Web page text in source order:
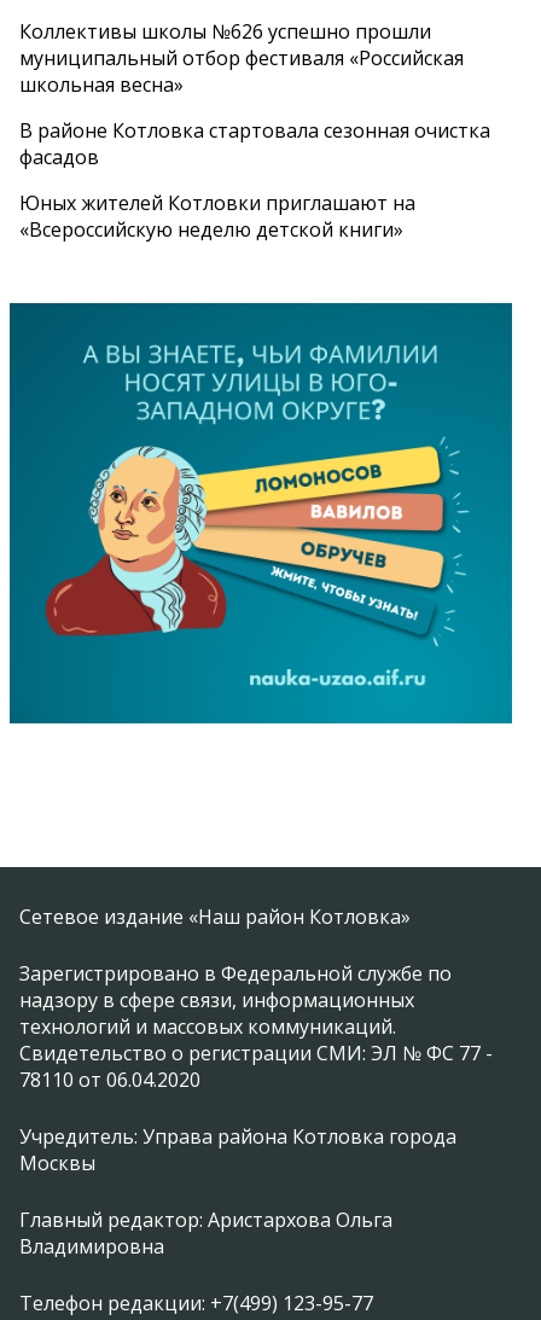
Коллективы школы №626 успешно прошли
муниципальный отбор фестиваля «Российская
школьная весна»
В районе Котловка стартовала сезонная очистка
фасадов
Юных жителей Котловки приглашают на
«Всероссийскую неделю детской книги»
Сетевое издание «Наш район Котловка»
Зарегистрировано в Федеральной службе по
надзору в сфере связи, информационных
технологий и массовых коммуникаций.
Свидетельство о регистрации СМИ: ЭЛ № ФС 77 -
78110 от 06.04.2020
Учредитель: Управа района Котловка города
Москвы
Главный редактор: Аристархова Ольга
Владимировна
Телефон редакции: +7(499) 123-95-77